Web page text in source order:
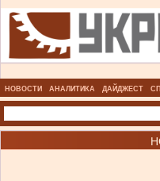
НОВОСТИ АНАЛИТИКА ДАЙДЖЕСТ